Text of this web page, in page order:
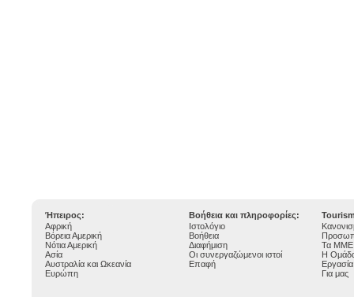
Ήπειρος: Βοήθεια και πληροφορίες:
Αφρική
Βόρεια Αμερική
Νότια Αμερική
Ασία
Αυστραλία και Ωκεανία
Ευρώπη
Ιστολόγιο
Βοήθεια
Διαφήμιση
Οι συνεργαζώμενοι ιστοί
Επαφή
Τα ΜΜΕ
Η
Εργασία
Για μας